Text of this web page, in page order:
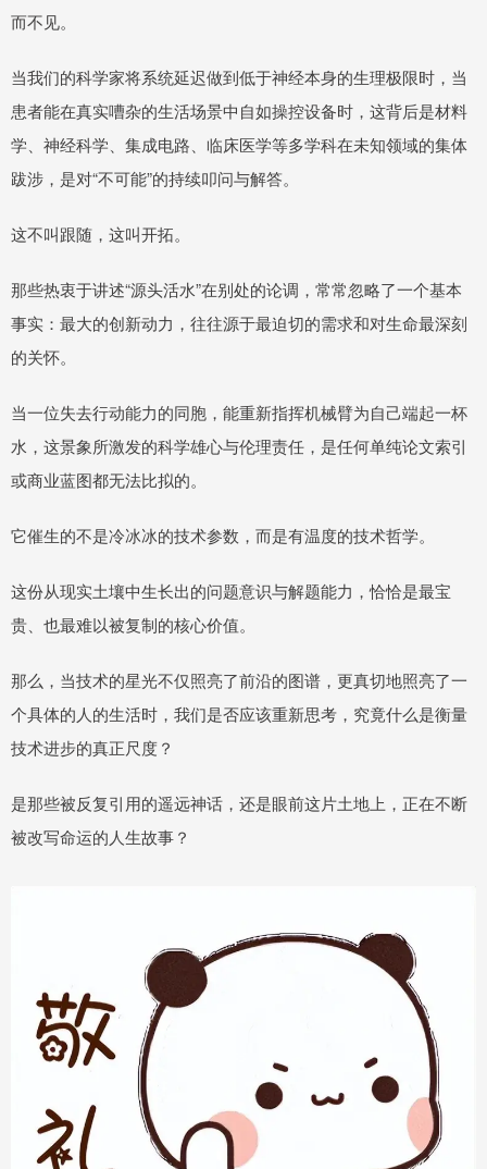
而不见。
当我们的科学家将系统延迟做到低于神经本身的生理极限时，当
患者能在真实嘈杂的生活场景中自如操控设备时，这背后是材料
学、神经科学、集成电路、临床医学等多学科在未知领域的集体
跋涉，是对“不可能”的持续叩问与解答。
这不叫跟随，这叫开拓。
那些热衷于讲述“源头活水”在别处的论调，常常忽略了一个基本
事实：最大的创新动力，往往源于最迫切的需求和对生命最深刻
的关怀。
当一位失去行动能力的同胞，能重新指挥机械臂为自己端起一杯
水，这景象所激发的科学雄心与伦理责任，是任何单纯论文索引
或商业蓝图都无法比拟的。
它催生的不是冷冰冰的技术参数，而是有温度的技术哲学。
这份从现实土壤中生长出的问题意识与解题能力，恰恰是最宝
贵、也最难以被复制的核心价值。
那么，当技术的星光不仅照亮了前沿的图谱，更真切地照亮了一
个具体的人的生活时，我们是否应该重新思考，究竟什么是衡量
技术进步的真正尺度？
是那些被反复引用的遥远神话，还是眼前这片土地上，正在不断
被改写命运的人生故事？